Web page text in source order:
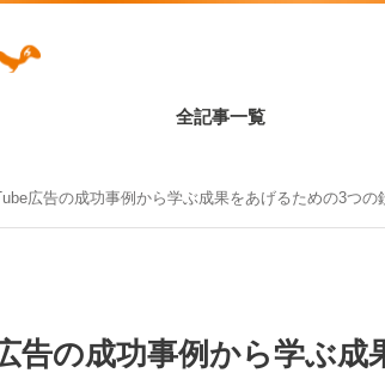
全記事一覧
広告の成功事例から学ぶ成果をあげるための3つの
告の成功事例から学ぶ